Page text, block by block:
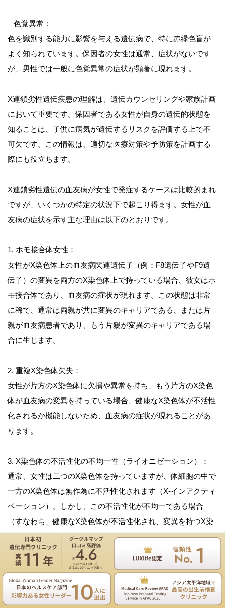
– 色覚異常：
色を識別する能力に影響を与える遺伝病で、特に赤緑色盲が
よく知られています。保因者の女性は通常、症状がないです
が、男性では一般に色覚異常の症状が顕著に現れます。
X連鎖劣性遺伝疾患の理解は、遺伝カウンセリングや家族計画
において重要です。保因者である女性が自身の遺伝的状態を
知ることは、子供に病気が遺伝するリスクを評価する上で不
可欠です。この情報は、適切な医療対策や予防策を計画する
際にも役立ちます。
X連鎖劣性遺伝の血友病が女性で発症するケースは比較的まれ
ですが、いくつかの特定の状況下で起こり得ます。女性が血
友病の症状を示す主な理由は以下のとおりです。
1. ホモ接合体女性：
女性がX染色体上の血友病関連遺伝子（例：F8遺伝子やF9遺
伝子）の変異を両方のX染色体上で持っている場合、彼女はホ
モ接合体であり、血友病の症状が現れます。この状態は非常
に稀で、通常は両親が共に変異のキャリアである、または片
親が血友病患者であり、もう片親が変異のキャリアである場
合に生じます。
2. 重複X染色体欠失：
女性が片方のX染色体に欠損や異常を持ち、もう片方のX染色
体が血友病の変異を持っている場合、健康なX染色体が不活性
化されるか機能しないため、血友病の症状が現れることがあ
ります。
3. X染色体の不活性化の不均一性（ライオニゼーション）：
通常、女性は二つのX染色体を持っていますが、体細胞の中で
一方のX染色体は無作為に不活性化されます（X-インアクティ
ベーション）。しかし、この不活性化が不均一である場合
（すなわち、健康なX染色体が不活性化され、変異を持つX染
色体が活性化される確率が高い場合）、血友病の表現型が現
れる可能性があります。
これらの特殊なケースにより、X連鎖劣性の遺伝病が女性にも
発現することがあります。血友病のような疾患は、遺伝カウ
遺伝専門医のNIPT遺伝カウンセリングは無料
お電話 ご予約